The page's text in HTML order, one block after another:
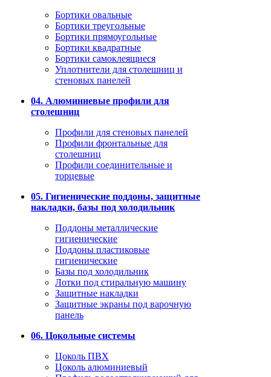
Бортики овальные
Бортики треугольные
Бортики прямоугольные
Бортики квадратные
Бортики самоклеящиеся
Уплотнители для столешниц и
стеновых панелей
04. Алюминиевые профили для
столешниц
Профили для стеновых панелей
Профили фронтальные для
столешниц
Профили соединительные и
торцевые
05. Гигиенические поддоны, защитные
накладки, базы под холодильник
Поддоны металлические
гигиенические
Поддоны пластиковые
гигиенические
Базы под холодильник
Лотки под стиральную машину
Защитные накладки
Защитные экраны под варочную
панель
06. Цокольные системы
Цоколь ПВХ
Цоколь алюминиевый